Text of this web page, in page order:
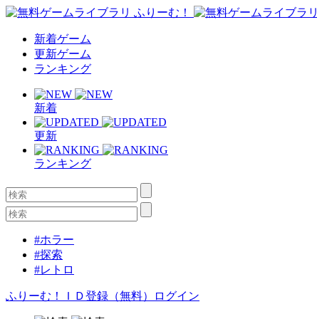
新着ゲーム
更新ゲーム
ランキング
新着
更新
ランキング
#ホラー
#探索
#レトロ
ふりーむ！ＩＤ登録（無料） ログイン